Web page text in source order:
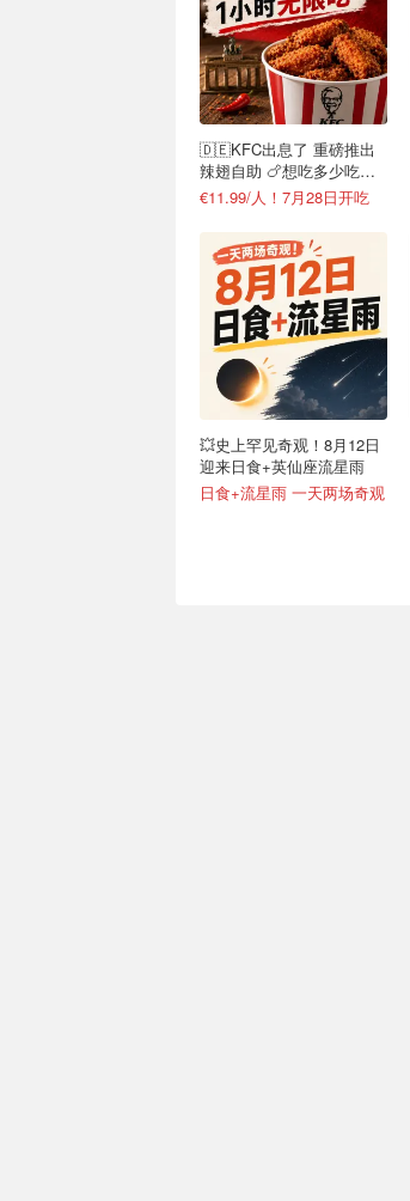
🇩🇪KFC出息了 重磅推出
辣翅自助 🍗想吃多少吃多
少
€11.99/人！7月28日开吃
💥史上罕见奇观！8月12日
迎来日食+英仙座流星雨
日食+流星雨 一天两场奇观